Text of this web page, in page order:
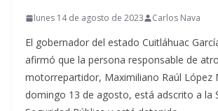
lunes 14 de agosto de 2023 Carlos Nava
El gobernador del estado Cuitláhuac
afirmó que la persona responsable de
motorrepartidor, Maximiliano Raúl López
domingo 13 de agosto, está adscrito a la